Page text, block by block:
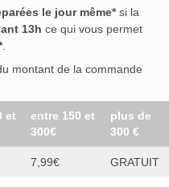
le jour même*si la
13h ce qui vous permet
.
montant de la commande
et
entre 150 et
300€
plus de
300 €
7,99€ GRATUIT